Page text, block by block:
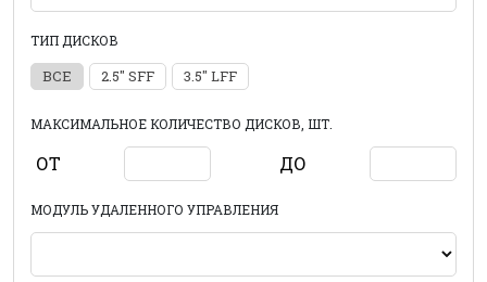
ТИП ДИСКОВ
ВСЕ 2.5" SFF 3.5" LFF
МАКСИМАЛЬНОЕ КОЛИЧЕСТВО ДИСКОВ, ШТ.
ОТ ДО
МОДУЛЬ УДАЛЕННОГО УПРАВЛЕНИЯ